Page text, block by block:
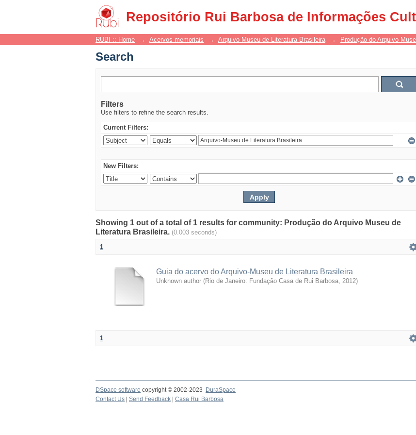
Repositório Rui Barbosa de Informações
Search
RUBI :: Home → Acervos memoriais → Arquivo Museu de Literatura Brasileira → Produção do Arquivo
Search
Filters
Use filters to refine the search results.
Current Filters:
New Filters:
Showing 1 out of a total of 1 results for community: Produção do Arquivo Museu de
Literatura Brasileira. (0.003 seconds)
1
Guia do acervo do Arquivo-Museu de Literatura Brasileira
Unknown author (Rio de Janeiro: Fundação Casa de Rui Barbosa, 2012)
1
DSpace software copyright © 2002-2023 DuraSpace
Contact Us
Send Feedback Casa Rui Barbosa